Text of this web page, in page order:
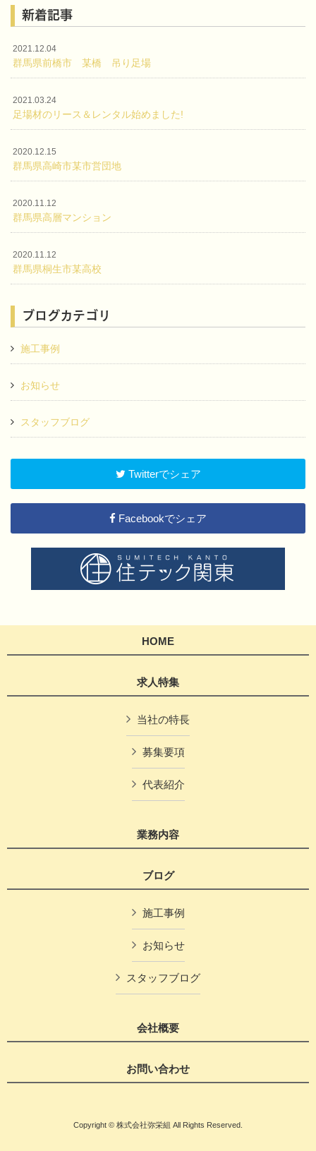
新着記事
2021.12.04
群馬県前橋市 某橋 吊り足場
2021.03.24
足場材のリース＆レンタル始めました!
2020.12.15
群馬県高崎市某市営団地
2020.11.12
群馬県高層マンション
2020.11.12
群馬県桐生市某高校
ブログカテゴリ
施工事例
お知らせ
スタッフブログ
Twitterでシェア
Facebookでシェア
HOME
求人特集
当社の特長
募集要項
代表紹介
業務内容
ブログ
施工事例
お知らせ
スタッフブログ
会社概要
お問い合わせ
Copyright © 株式会社弥栄組 All Rights Reserved.